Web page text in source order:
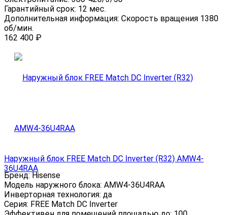
Гарантийный срок: 12 мес.
Дополнительная информация: Скорость вращения 1380
об/мин.
162 400 ₽
Наружный блок FREE Match DC Inverter (R32) AMW4-
36U4RAA
Бренд: Hisense
Модель наружного блока: AMW4-36U4RAA
Инверторная технология: да
Серия: FREE Match DC Inverter